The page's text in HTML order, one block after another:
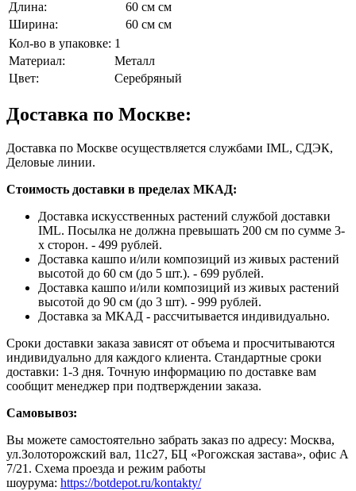
Длина:
60 см см
Ширина:
60 см см
Кол-во в упаковке: 1
Материал:
Металл
Цвет:
Серебряный
Доставка по Москве:
Доставка по Москве осуществляется службами IML, СДЭК,
Деловые линии.
Стоимость доставки в пределах МКАД:
Доставка искусственных растений службой доставки
IML. Посылка не должна превышать 200 см по сумме 3-
х сторон. - 499 рублей.
Доставка кашпо и/или композиций из живых растений
высотой до 60 см (до 5 шт.). - 699 рублей.
Доставка кашпо и/или композиций из живых растений
высотой до 90 см (до 3 шт). - 999 рублей.
Доставка за МКАД - рассчитывается индивидуально.
Сроки доставки заказа зависят от объема и просчитываются
индивидуально для каждого клиента. Стандартные сроки
доставки: 1-3 дня. Точную информацию по доставке вам
сообщит менеджер при подтверждении заказа.
Самовывоз:
Вы можете самостоятельно забрать заказ по адресу: Москва,
ул.Золоторожский вал, 11с27, БЦ «Рогожская застава», офис А
7/21. Схема проезда и режим работы
шоурума: https://botdepot.ru/kontakty/